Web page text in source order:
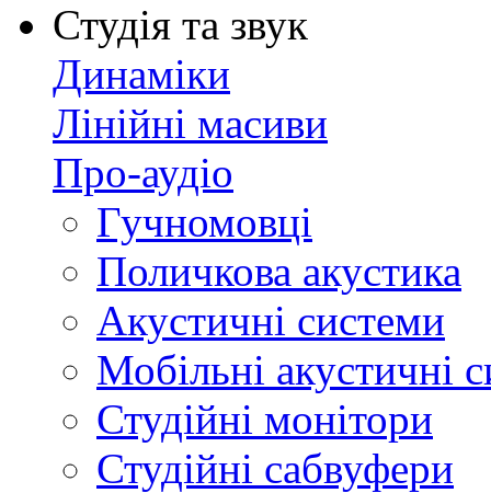
Студія та звук
Динаміки
Лінійні масиви
Про-аудіо
Гучномовці
Поличкова акустика
Акустичні системи
Мобільні акустичні
Студійні монітори
Студійні сабвуфери